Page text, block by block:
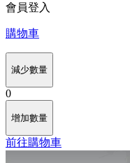
會員登入
購物車
減少數量
0
增加數量
前往購物車